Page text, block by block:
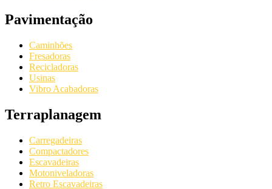
Pavimentação
Caminhões
Fresadoras
Recicladoras
Usinas
Vibro Acabadoras
Terraplanagem
Carregadeiras
Compactadores
Escavadeiras
Motoniveladoras
Retro Escavadeiras